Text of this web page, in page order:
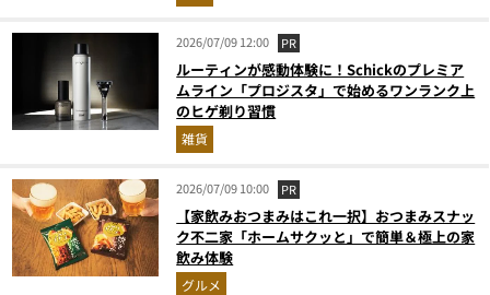
2026/07/09 12:00 PR
ルーティンが感動体験に！Schickのプレミア
ムライン「プロジスタ」で始めるワンランク上
のヒゲ剃り習慣
雑貨
2026/07/09 10:00 PR
【家飲みおつまみはこれ一択】おつまみスナッ
ク不二家「ホームサクッと」で簡単＆極上の家
飲み体験
グルメ